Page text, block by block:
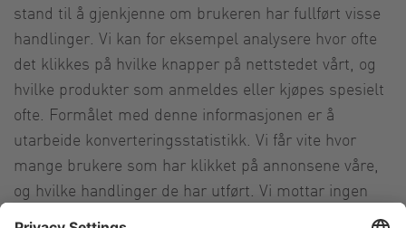
stand til å gjenkjenne om brukeren har fullført visse
handlinger. Vi kan for eksempel analysere hvor ofte
det klikkes på hvilke knapper på nettstedet vårt, og
hvilke produkter som anmeldes eller kjøpes spesielt
ofte. Formålet med denne informasjonen er å
utarbeide konverteringsstatistikk. Vi får vite hvor
mange brukere som har klikket på annonsene våre,
og hvilke handlinger de har utført. Vi mottar ingen
informasjon som gjør det mulig for oss å identifisere